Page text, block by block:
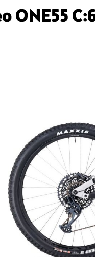
ONE55